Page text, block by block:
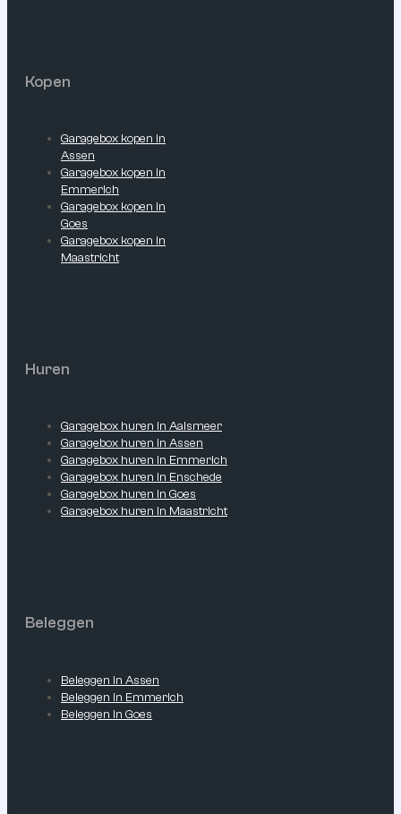
Kopen
Garagebox kopen in
Assen
Garagebox kopen in
Emmerich
Garagebox kopen in
Goes
Garagebox kopen in
Maastricht
Huren
Garagebox huren in Aalsmeer
Garagebox huren in Assen
Garagebox huren in Emmerich
Garagebox huren in Enschede
Garagebox huren in Goes
Garagebox huren in Maastricht
Beleggen
Beleggen in Assen
Beleggen in Emmerich
Beleggen in Goes